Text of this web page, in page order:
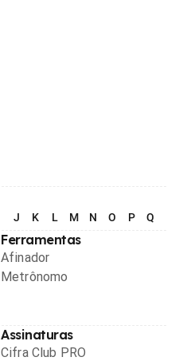
J K L M N O P Q
Ferramentas
Afinador
Metrônomo
Assinaturas
Cifra Club PRO